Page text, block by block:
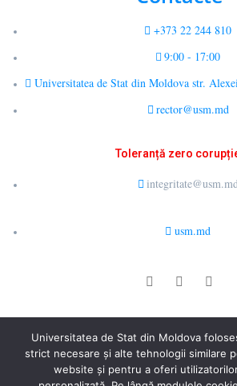
+373 22 244 810
9:00 - 17:00
Universitatea de Stat din Moldova str.
rector@usm.md
Toleranță zero
usm.md
© 2026 LCȘ Drept Public Comparat și E-
reserved.
Universitatea de Stat din Moldova
strict necesare și alte tehnologii similare
website și pentru a oferi